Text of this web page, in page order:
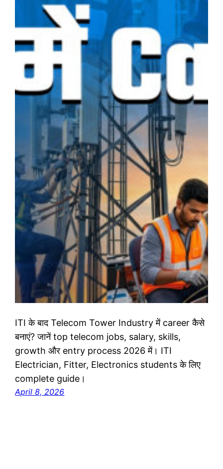
ITI के बाद Telecom Tower Industry में career कैसे
बनाएं? जानें top telecom jobs, salary, skills,
growth और entry process 2026 में। ITI
Electrician, Fitter, Electronics students के लिए
complete guide।
April 8, 2026